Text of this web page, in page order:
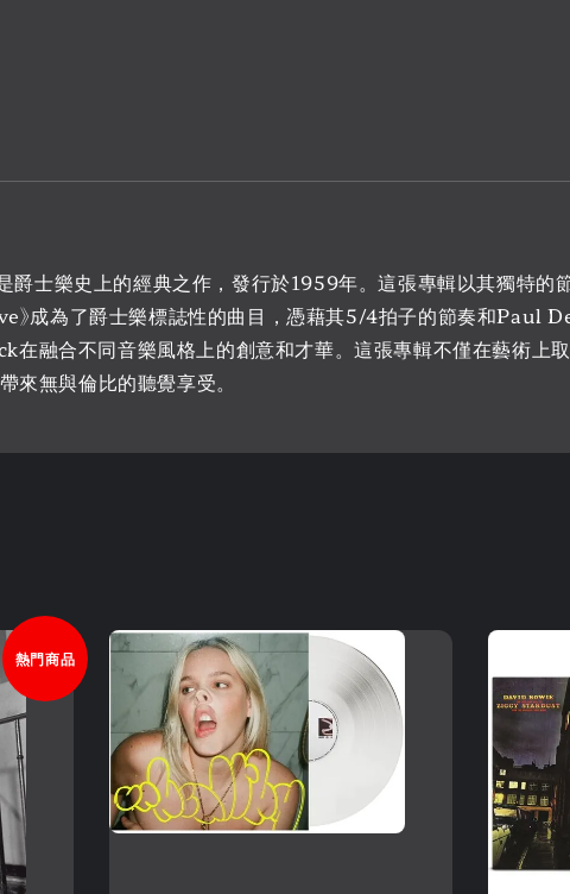
樂史上的經典之作，發行於1959年。這張專輯以其獨特的
》成為了爵士樂標誌性的曲目，憑藉其5/4拍子的節奏和Paul
融合不同音樂風格上的創意和才華。這張專輯不僅在藝術上
無與倫比的聽覺享受。
熱門商品